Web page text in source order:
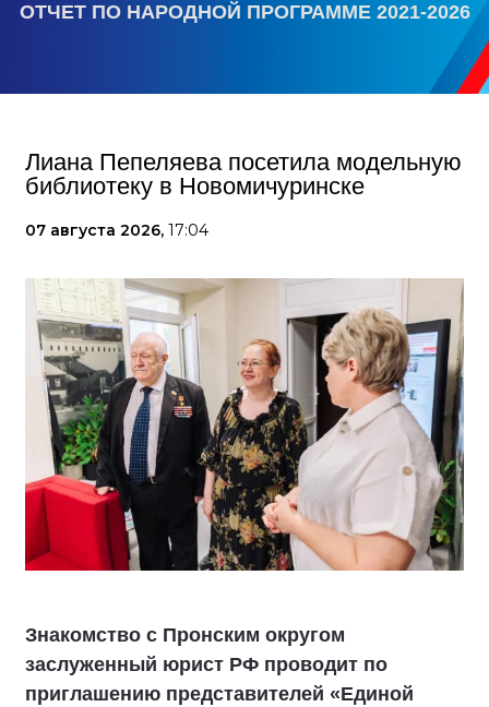
ОТЧЕТ ПО НАРОДНОЙ ПРОГРАММЕ 2021-2026
Лиана Пепеляева посетила модельную
библиотеку в Новомичуринске
07 августа 2026, 17:04
Знакомство с Пронским округом
заслуженный юрист РФ проводит по
приглашению представителей «Единой